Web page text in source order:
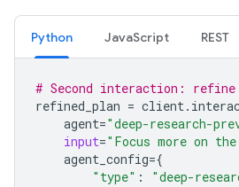
Python JavaScript REST
# Second interaction:
refined_plan = client.
agent="deep-research-
input="Focus more on
agent_config={
"type" : "deep-